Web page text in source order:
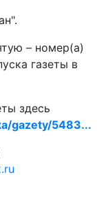
– номер(а)
газеты в
здесь
gazety/5483...